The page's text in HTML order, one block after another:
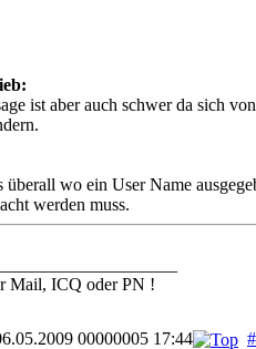
ist aber auch schwer da sich
überall wo ein User Name
werden muss.
Mail, ICQ oder PN !
00000005 17:44